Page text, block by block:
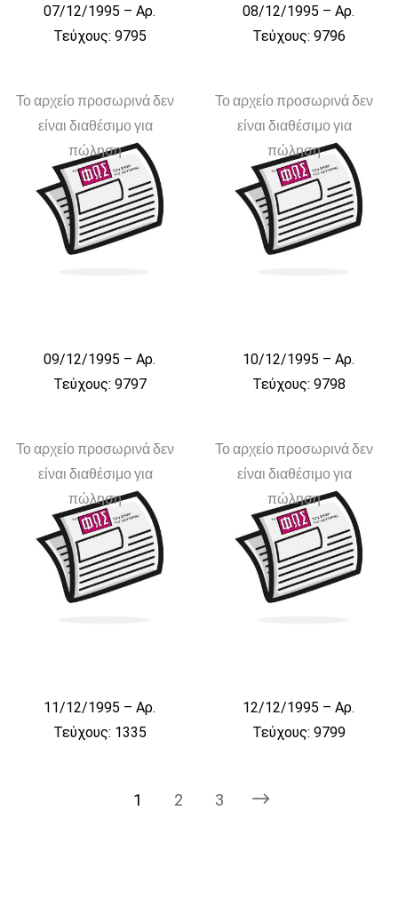
07/12/1995 – Αρ.
Τεύχους: 9795
08/12/1995 – Αρ.
Τεύχους: 9796
Το αρχείο προσωρινά δεν
είναι διαθέσιμο για
πώληση
09/12/1995 – Αρ.
Τεύχους: 9797
Το αρχείο προσωρινά δεν
είναι διαθέσιμο για
πώληση
10/12/1995 – Αρ.
Τεύχους: 9798
Το αρχείο προσωρινά δεν
είναι διαθέσιμο για
πώληση
11/12/1995 – Αρ.
Τεύχους: 1335
Το αρχείο προσωρινά δεν
είναι διαθέσιμο για
πώληση
12/12/1995 – Αρ.
Τεύχους: 9799
1 2 3